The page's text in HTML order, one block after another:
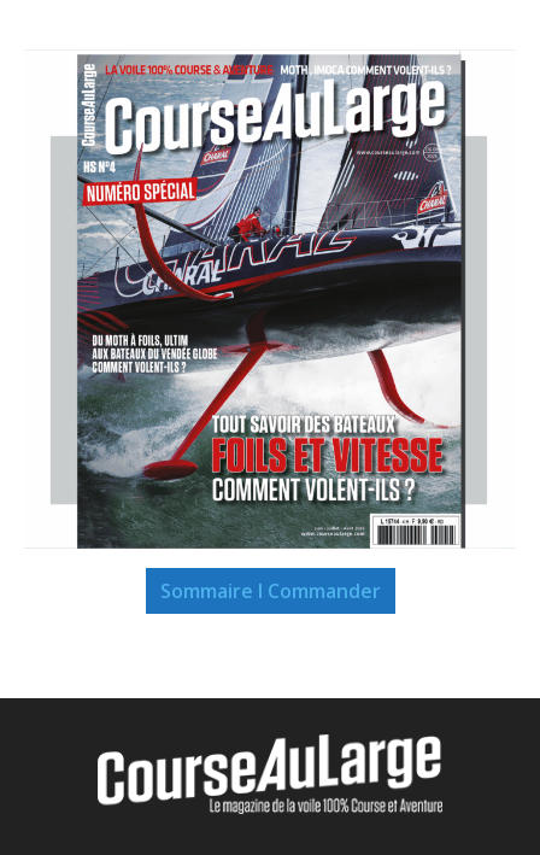
Sommaire I Commander